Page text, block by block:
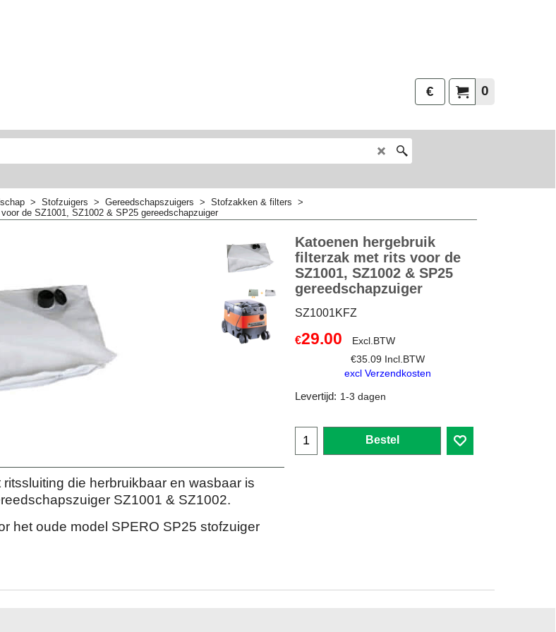
0
€
> Stofzuigers > Gereedschapszuigers > Stofzakken & filters >
de SZ1001, SZ1002 & SP25 gereedschapzuiger
Katoenen hergebruik
filterzak met rits voor de
SZ1001, SZ1002 & SP25
gereedschapzuiger
SZ1001KFZ
€29.00
Excl.BTW
€35.09 Incl.BTW
excl Verzendkosten
Levertijd: 1-3 dagen
Bestel
die herbruikbaar en wasbaar is
SZ1001 & SZ1002.
het oude model SPERO SP25 stofzuiger